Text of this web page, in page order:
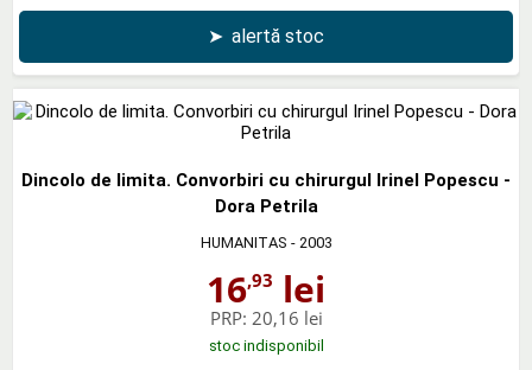
➤ alertă stoc
Dincolo de limita. Convorbiri cu chirurgul Irinel Popescu -
Dora Petrila
HUMANITAS - 2003
16,93 lei
PRP: 20,16 lei
stoc indisponibil